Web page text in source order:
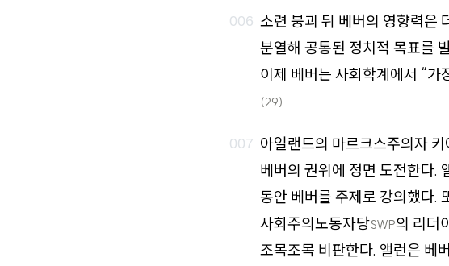
소련 붕괴 뒤 베버의 영향력은
분열해 공통된 정치적 목표를
이제 베버는 사회학계에서 “가
(29)
아일랜드의 마르크스주의자 키
베버의 권위에 정면 도전한다.
동안 베버를 주제로 강의했다.
사회주의노동자당SWP의 리더
조목조목 비판한다. 앨런은 베